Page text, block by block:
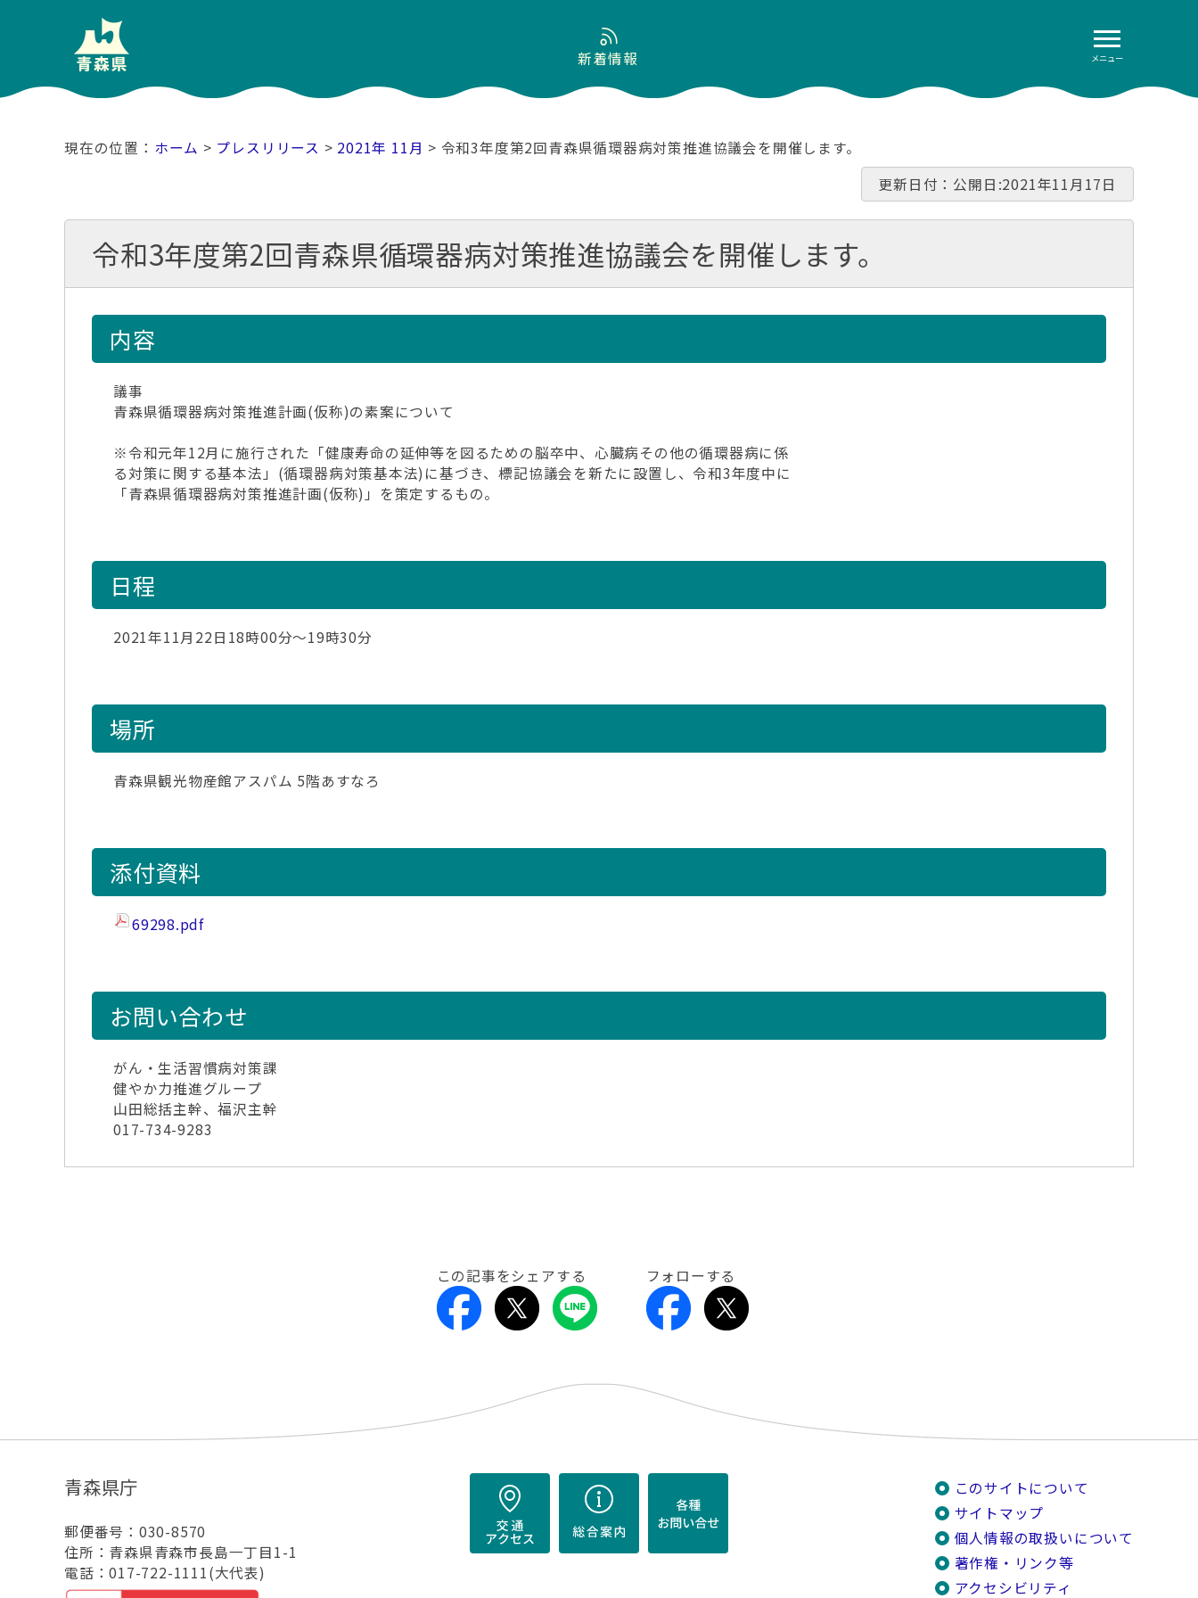
メニュー
新着情報
ホーム > プレスリリース > 2021年 11月 > 令和3年度第2回青森県循環器病対策推進協議会を開催します。
更新日付：公開日:2021年11月17日
令和3年度第2回青森県循環器病対策推進協議会を開催します。
内容
議事
青森県循環器病対策推進計画(仮称)の素案について
※令和元年12月に施行された「健康寿命の延伸等を図るための脳卒中、心臓病その他の循環器病に係
る対策に関する基本法」(循環器病対策基本法)に基づき、標記協議会を新たに設置し、令和3年度中に
「青森県循環器病対策推進計画(仮称)」を策定するもの。
日程
2021年11月22日18時00分～19時30分
場所
青森県観光物産館アスパム 5階あすなろ
添付資料
69298.pdf
お問い合わせ
がん・生活習慣病対策課
健やか力推進グループ
山田総括主幹、福沢主幹
017-734-9283
この記事をシェアする フォローする
青森県庁
郵便番号：030-8570
住所：青森県青森市長島一丁目1-1
電話：017-722-1111(大代表)
このサイトについて
サイトマップ
個人情報の取扱いについて
著作権・リンク等
アクセシビリティ